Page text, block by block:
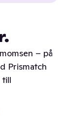
– på
Prismatch
till